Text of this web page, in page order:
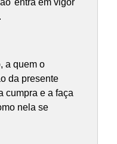
entra em vigor
a quem o
da presente
cumpra e a faça
nela se